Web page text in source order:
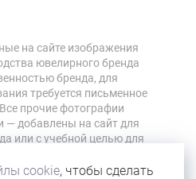
на сайте изображения
ювелирного бренда
бренда, для
требуется письменное
прочие фотографии
— добавлены на сайт для
или с учебной целью для
cookie, чтобы сделать